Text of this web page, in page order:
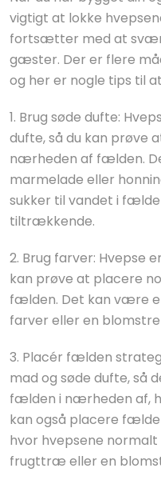
vigtigt at lokke
fortsætter med at
gæster. Der er flere
og her er nogle tips til
1. Brug søde dufte:
dufte, så du kan prøve
nærheden af fælden.
marmelade eller
sukker til vandet i
tiltrækkende.
2. Brug farver: Hvepse
kan prøve at placere
fælden. Det kan være
farver eller en
3. Placér fælden
mad og søde dufte, så
fælden i nærheden af,
kan også placere
hvor hvepsene
frugttræ eller en